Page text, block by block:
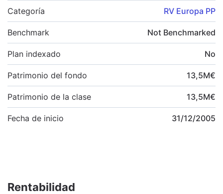
Categoría RV Europa PP
Benchmark Not Benchmarked
Plan indexado No
Patrimonio del fondo 13,5M€
Patrimonio de la clase 13,5M€
Fecha de inicio 31/12/2005
Rentabilidad